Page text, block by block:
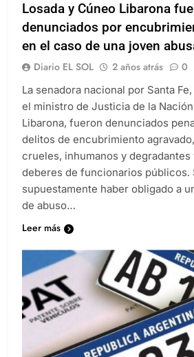
Losada y Cúneo Libarona
denunciados por
en el caso de una joven
Diario EL SOL 2 años atrás 0
La senadora nacional por Santa
el ministro de Justicia de la
Libarona, fueron denunciados
delitos de encubrimiento
crueles, inhumanos y
deberes de funcionarios públicos.
supuestamente haber obligado a
de abuso…
Leer más